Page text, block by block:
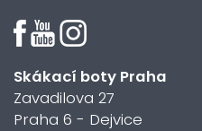
Skákací boty Praha
Zavadilova 27
Praha 6 - Dejvice